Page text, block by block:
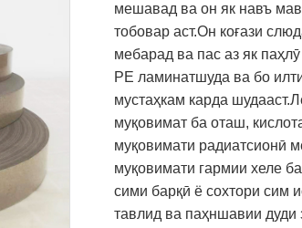
мешавад ва он як навъ
тобовар аст.Он коғази
мебарад ва пас аз як
PE ламинатшуда ва бо
мустаҳкам карда
муқовимат ба оташ,
муқовимати радиатсионӣ
муқовимати гармии хеле
сими барқӣ ё сохтори сим
тавлид ва паҳншавии дуди